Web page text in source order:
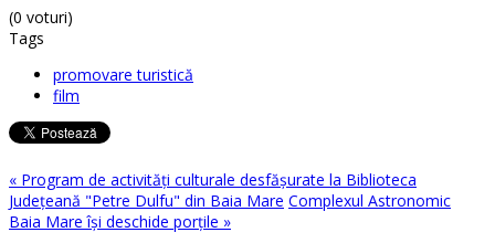
(0 voturi)
Tags
promovare turistică
film
« Program de activităţi culturale desfăşurate la Biblioteca
Judeţeană "Petre Dulfu" din Baia Mare Complexul Astronomic
Baia Mare îşi deschide porţile »